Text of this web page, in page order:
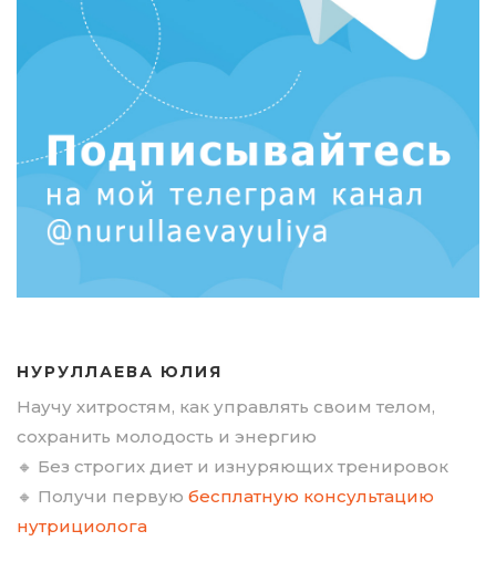
НУРУЛЛАЕВА ЮЛИЯ
Научу хитростям, как управлять своим телом,
сохранить молодость и энергию
🔸 Без строгих диет и изнуряющих тренировок
🔸 Получи первую бесплатную консультацию
нутрициолога